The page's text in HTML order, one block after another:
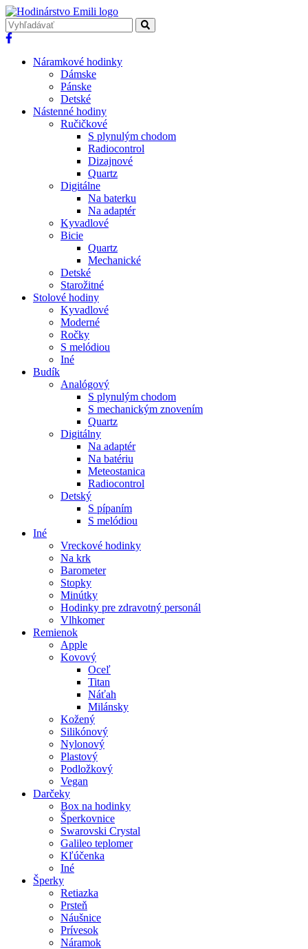
Náramkové hodinky
Dámske
Pánske
Detské
Nástenné hodiny
Ručičkové
S plynulým chodom
Radiocontrol
Dizajnové
Quartz
Digitálne
Na baterku
Na adaptér
Kyvadlové
Bicie
Quartz
Mechanické
Detské
Starožitné
Stolové hodiny
Kyvadlové
Moderné
Ročky
S melódiou
Iné
Budík
Analógový
S plynulým chodom
S mechanickým znovením
Quartz
Digitálny
Na adaptér
Na batériu
Meteostanica
Radiocontrol
Detský
S pípaním
S melódiou
Iné
Vreckové hodinky
Na krk
Barometer
Stopky
Minútky
Hodinky pre zdravotný personál
Vlhkomer
Remienok
Apple
Kovový
Oceľ
Titan
Náťah
Milánsky
Kožený
Silikónový
Nylonový
Plastový
Podložkový
Vegan
Darčeky
Box na hodinky
Šperkovnice
Swarovski Crystal
Galileo teplomer
Kľúčenka
Iné
Šperky
Retiazka
Prsteň
Náušnice
Prívesok
Náramok